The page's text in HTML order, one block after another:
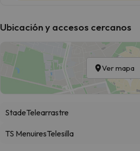
Ubicación y accesos cercanos
Ver mapa
StadeTelearrastre
TS MenuiresTelesilla